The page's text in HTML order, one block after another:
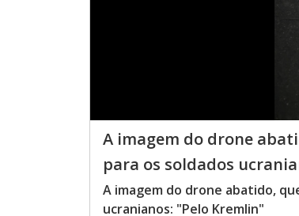
A imagem do drone
para os soldados
A imagem do drone abatido,
ucranianos: "Pelo Kremlin"